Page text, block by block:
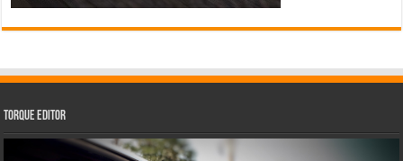
Torque Editor